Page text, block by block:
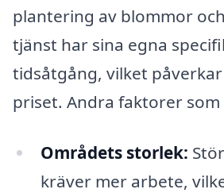
plantering av blommor
tjänst har sina egna
tidsåtgång, vilket
priset. Andra faktorer som
Områdets storlek:
kräver mer arbete,